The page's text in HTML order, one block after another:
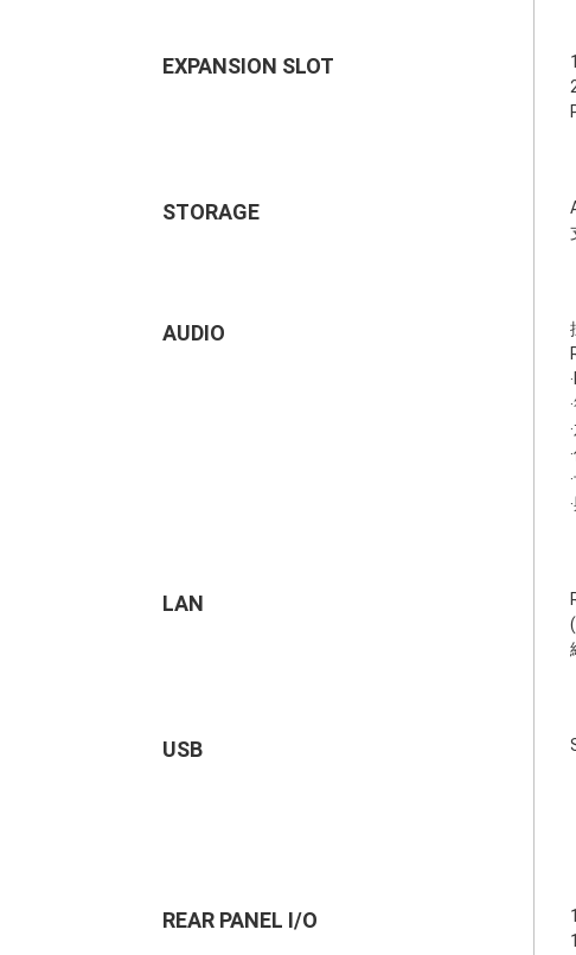
EXPANSION SLOT
STORAGE
AUDIO
LAN
USB
REAR PANEL I/O